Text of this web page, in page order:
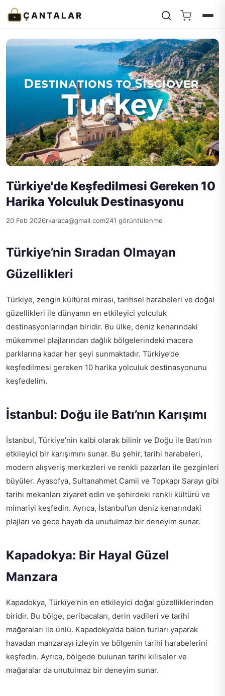
ÇANTALAR
Türkiye'de Keşfedilmesi Gereken 10
Harika Yolculuk Destinasyonu
20 Feb 2026rkaraca@gmail.com241 görüntülenme
Türkiye’nin Sıradan Olmayan
Güzellikleri
Türkiye, zengin kültürel mirası, tarihsel harabeleri ve doğal
güzellikleri ile dünyanın en etkileyici yolculuk
destinasyonlarından biridir. Bu ülke, deniz kenarındaki
mükemmel plajlarından dağlık bölgelerindeki macera
parklarına kadar her şeyi sunmaktadır. Türkiye’de
keşfedilmesi gereken 10 harika yolculuk destinasyonunu
keşfedelim.
İstanbul: Doğu ile Batı’nın Karışımı
İstanbul, Türkiye’nin kalbi olarak bilinir ve Doğu ile Batı’nın
etkileyici bir karışımını sunar. Bu şehir, tarihi harabeleri,
modern alışveriş merkezleri ve renkli pazarları ile gezginleri
büyüler. Ayasofya, Sultanahmet Camii ve Topkapı Sarayı gibi
tarihi mekanları ziyaret edin ve şehirdeki renkli kültürü ve
mimariyi keşfedin. Ayrıca, İstanbul’un deniz kenarındaki
plajları ve gece hayatı da unutulmaz bir deneyim sunar.
Kapadokya: Bir Hayal Güzel
Manzara
Kapadokya, Türkiye’nin en etkileyici doğal güzelliklerinden
biridir. Bu bölge, peribacaları, derin vadileri ve tarihi
mağaraları ile ünlü. Kapadokya’da balon turları yaparak
havadan manzarayı izleyin ve bölgenin tarihi harabelerini
keşfedin. Ayrıca, bölgede bulunan tarihi kiliseler ve
mağaralar da unutulmaz bir deneyim sunar.